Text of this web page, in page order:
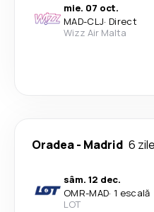
mie. 07 oct.
MAD-CLJ· Direct
Wizz Air Malta
Oradea- Madrid 6 zile
sâm. 12 dec.
OMR-MAD· 1 escală
LOT